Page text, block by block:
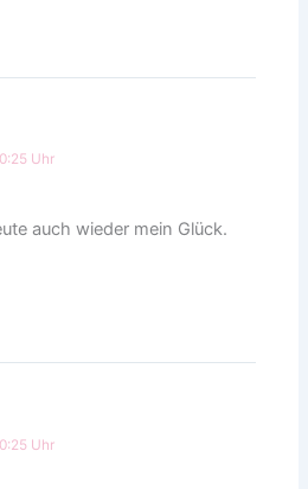
Uhr
auch wieder mein Glück.
Uhr